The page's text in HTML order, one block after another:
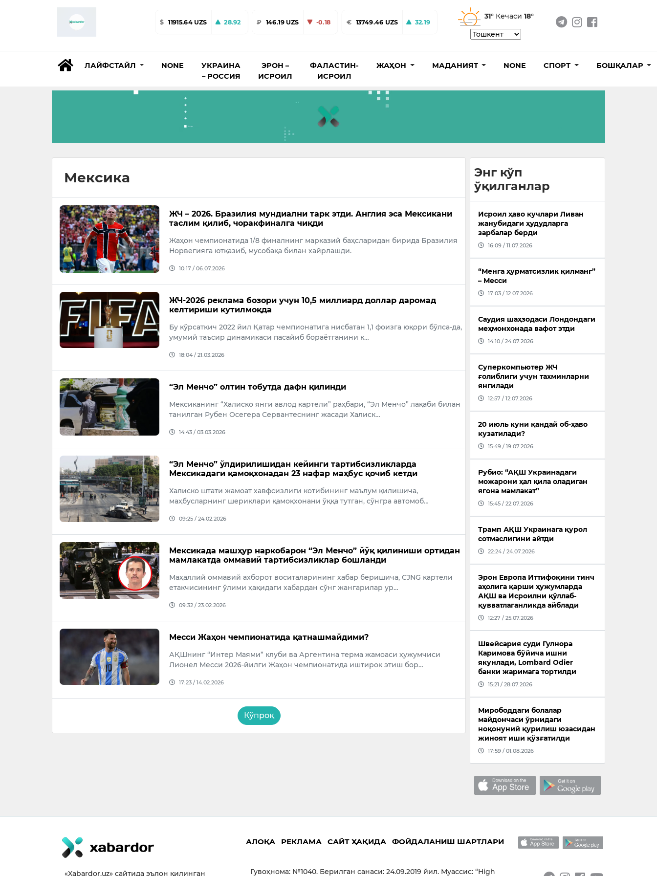
$ 11915.64 UZS 28.92 ₽ 146.19 UZS -0.18 € 13749.46 UZS 32.19
31° Кечаси 18°
ЛАЙФСТАЙЛ NONE
УКРАИНА
– РОССИЯ
ЭРОН –
ИСРОИЛ
ФАЛАСТИН-
ИСРОИЛ
ЖАҲОН МАДАНИЯТ NONE СПОРТ БОШҚАЛАР
Мексика
ЖЧ – 2026. Бразилия мундиални тарк этди. Англия эса Мексикани
таслим қилиб, чоракфиналга чиқди
Жаҳон чемпионатида 1/8 финалнинг марказий баҳсларидан бирида Бразилия
Норвегияга ютқазиб, мусобақа билан хайрлашди.
10:17 / 06.07.2026
ЖЧ-2026 реклама бозори учун 10,5 миллиард доллар даромад
келтириши кутилмоқда
Бу кўрсаткич 2022 йил Қатар чемпионатига нисбатан 1,1 фоизга юқори бўлса-да,
умумий таъсир динамикаси пасайиб бораётганини к…
18:04 / 21.03.2026
“Эл Менчо” олтин тобутда дафн қилинди
Мексиканинг “Халиско янги авлод картели” раҳбари, “Эл Менчо” лақаби билан
танилган Рубен Осегера Сервантеснинг жасади Халиск…
14:43 / 03.03.2026
“Эл Менчо” ўлдирилишидан кейинги тартибсизликларда
Мексикадаги қамоқхонадан 23 нафар маҳбус қочиб кетди
Халиско штати жамоат хавфсизлиги котибининг маълум қилишича,
маҳбусларнинг шериклари қамоқхонани ўққа тутган, сўнгра автомоб…
09:25 / 24.02.2026
Мексикада машҳур наркобарон “Эл Менчо” йўқ қилиниши ортидан
мамлакатда оммавий тартибсизликлар бошланди
Маҳаллий оммавий ахборот воситаларининг хабар беришича, CJNG картели
етакчисининг ўлими ҳақидаги хабардан сўнг жангарилар ур…
09:32 / 23.02.2026
Месси Жаҳон чемпионатида қатнашмайдими?
АҚШнинг “Интер Маями” клуби ва Аргентина терма жамоаси ҳужумчиси
Лионел Месси 2026-йилги Жаҳон чемпионатида иштирок этиш бор…
17:23 / 14.02.2026
Кўпроқ
Энг кўп
ўқилганлар
Исроил ҳаво кучлари Ливан
жанубидаги ҳудудларга
зарбалар берди
16:09 / 11.07.2026
“Менга ҳурматсизлик қилманг”
– Месси
17:03 / 12.07.2026
Саудия шаҳзодаси Лондондаги
меҳмонхонада вафот этди
14:10 / 24.07.2026
Суперкомпьютер ЖЧ
ғолиблиги учун тахминларни
янгилади
12:57 / 12.07.2026
20 июль куни қандай об-ҳаво
кузатилади?
15:49 / 19.07.2026
Рубио: “АҚШ Украинадаги
можарони ҳал қила оладиган
ягона мамлакат”
15:45 / 22.07.2026
Трамп АҚШ Украинага қурол
сотмаслигини айтди
22:24 / 24.07.2026
Эрон Европа Иттифоқини тинч
аҳолига қарши ҳужумларда
АҚШ ва Исроилни қўллаб-
қувватлаганликда айблади
12:27 / 25.07.2026
Швейсария суди Гулнора
Каримова бўйича ишни
якунлади, Lombard Odier
банки жаримага тортилди
15:21 / 28.07.2026
Мирободдаги болалар
майдончаси ўрнидаги
ноқонуний қурилиш юзасидан
жиноят иши қўзғатилди
17:59 / 01.08.2026
«Xabardor.uz» сайтида эълон қилинган
АЛОҚА РЕКЛАМА САЙТ ҲАҚИДА ФОЙДАЛАНИШ ШАРТЛАРИ
Гувоҳнома: №1040. Берилган санаси: 24.09.2019 йил. Муассис: “High